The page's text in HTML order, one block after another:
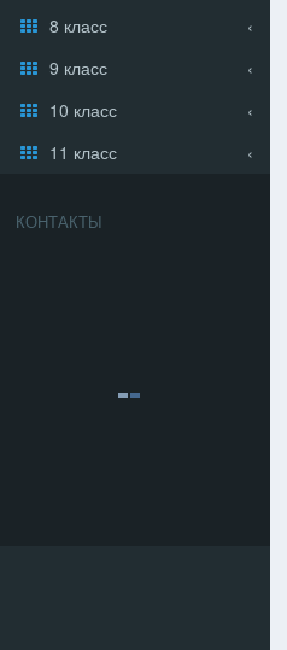
8 класс
9 класс
10 класс
11 класс
КОНТАКТЫ